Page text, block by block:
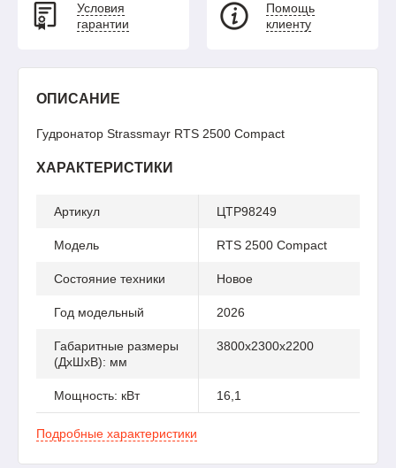
Условия
гарантии
Помощь
клиенту
ОПИСАНИЕ
Гудронатор Strassmayr RTS 2500 Compact
ХАРАКТЕРИСТИКИ
Артикул ЦТР98249
Модель RTS 2500 Compact
Состояние техники Новое
Год модельный 2026
Габаритные размеры
(ДхШхВ): мм
3800x2300x2200
Мощность: кВт 16,1
Подробные характеристики